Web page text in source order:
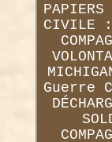
PAPIERS
CIVILE :
Guerre